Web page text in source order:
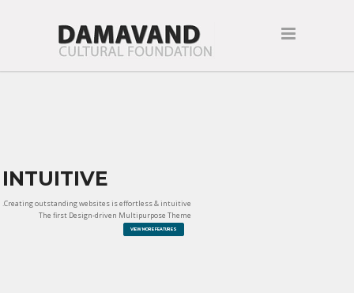
INTUITIVE
Creating outstanding websites is effortless & intuitive.
The first Design-driven Multipurpose Theme
VIEW MORE FEATURES